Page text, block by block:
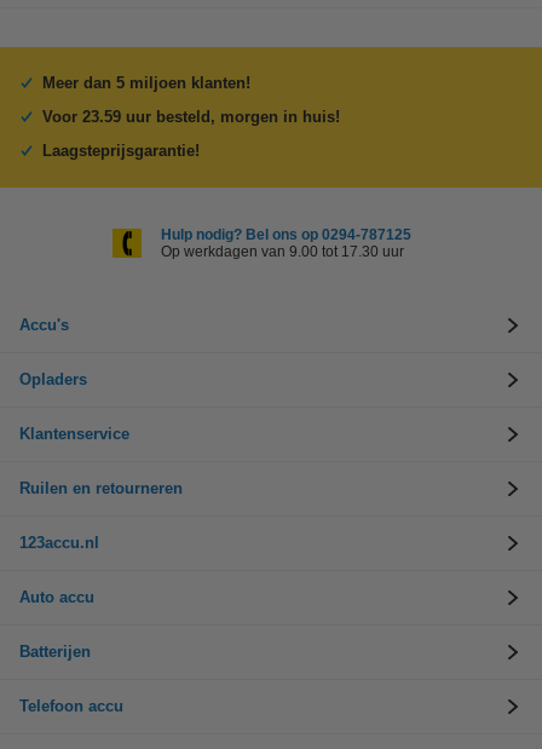
Meer dan 5 miljoen klanten!
Voor 23.59 uur besteld, morgen in huis!
Laagsteprijsgarantie!
Hulp nodig? Bel ons op 0294-787125
Op werkdagen van 9.00 tot 17.30 uur
Accu's
Opladers
Klantenservice
Ruilen en retourneren
123accu.nl
Auto accu
Batterijen
Telefoon accu